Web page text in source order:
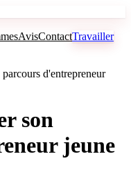
AvisContactTravailler
d'entrepreneur
son
jeune